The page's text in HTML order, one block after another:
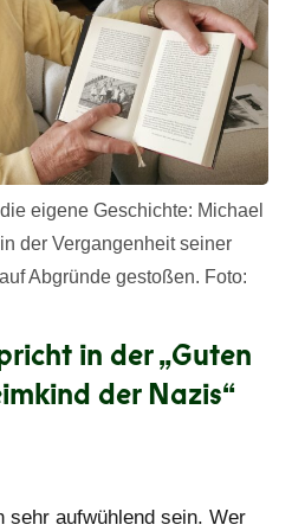
eigene Geschichte: Michael
der Vergangenheit seiner
Abgründe gestoßen. Foto:
in der „Guten
der Nazis“
sehr aufwühlend sein. Wer